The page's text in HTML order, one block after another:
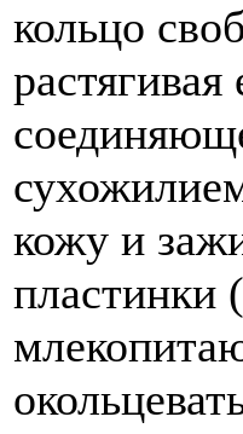
кольцо
кожу и
пластинки